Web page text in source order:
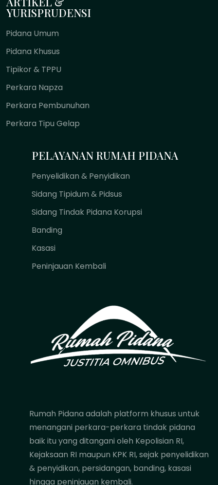
YURISPRUDENSI
Pidana Umum
Pidana Khusus
Tipikor & TPPU
Perkara Napza
Perkara Pembunuhan
Perkara Tipu Gelap
PELAYANAN RUMAH PIDANA
Penyelidikan & Penyidikan
Sidang Tipidum & Pidsus
Sidang Tindak Pidana Korupsi
Banding
Kasasi
Peninjauan Kembali
Rumah Pidana adalah platform khusus untuk
menangani perkara-perkara tindak pidana
baik itu yang ditangani oleh Kepolisian RI,
Kejaksaan RI maupun KPK RI, sejak penyelidikan
& penyidikan, persidangan, banding, kasasi
hingga peninjauan kembali.